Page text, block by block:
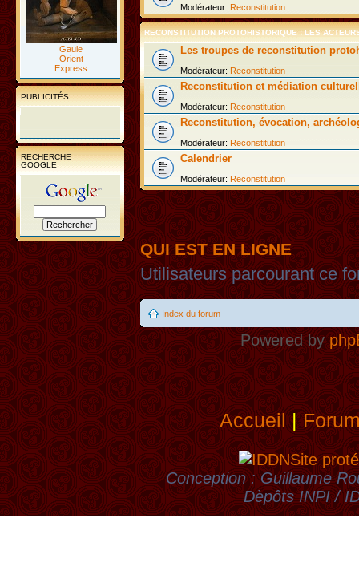
Gaule
Orient
Express
PUBLICITÉS
RECHERCHE
GOOGLE
Modérateur: Reconstitution
RECONSTITUTION PROTOHISTORIQUE : LES
Les troupes de reconstitution
Modérateur: Reconstitution
Reconstitution et médiation
Modérateur: Reconstitution
Reconstitution, évocation,
Modérateur: Reconstitution
Calendrier
Modérateur: Reconstitution
QUI EST EN LIGNE
Utilisateurs parcourant ce
Index du forum
Powered by
Accueil|
Site
Conception : Guillaume
Dèpôts INPI /